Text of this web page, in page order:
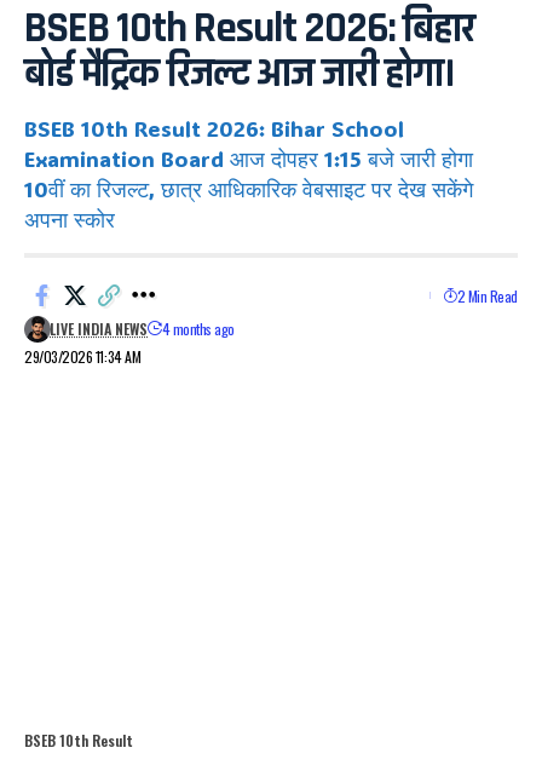
BSEB 10th Result 2026: बिहार
बोर्ड मैट्रिक रिजल्ट आज जारी होगा।
BSEB 10th Result 2026: Bihar School
Examination Board आज दोपहर 1:15 बजे जारी होगा
10वीं का रिजल्ट, छात्र आधिकारिक वेबसाइट पर देख सकेंगे
अपना स्कोर
29/03/2026 11:34 AM
LIVE INDIA NEWS 4 months ago
2 Min Read
BSEB 10th Result